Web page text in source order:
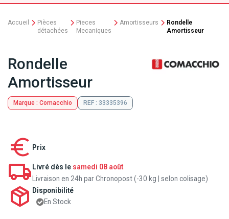
Accueil
Pièces
détachées
Pieces
Mecaniques
Amortisseurs
Rondelle
Amortisseur
Rondelle
Amortisseur
Marque : Comacchio REF : 33335396
Prix
Livré dès le samedi 08 août
Livraison en 24h par Chronopost (-30 kg | selon colisage)
Disponibilité
En Stock